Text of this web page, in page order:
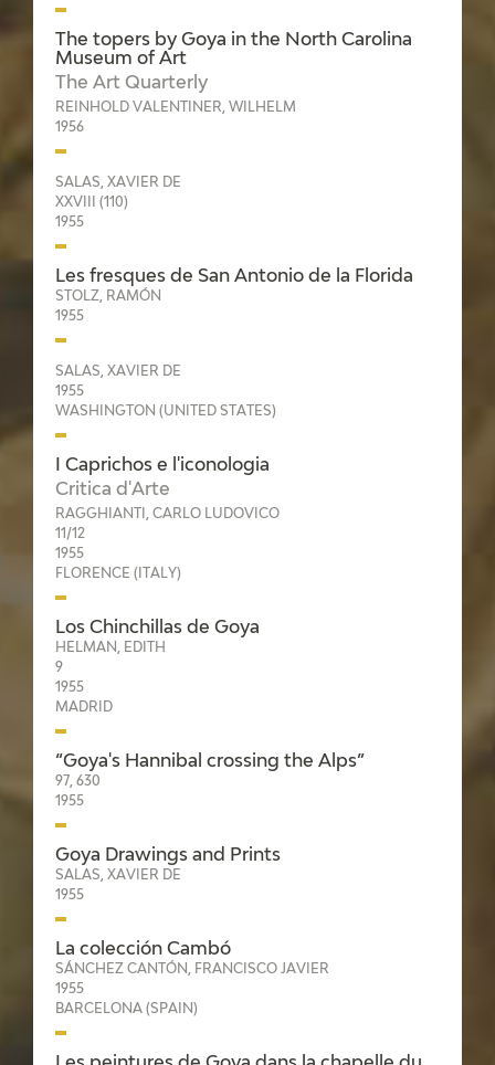
The topers by Goya in the North Carolina
Museum of Art
The Art Quarterly
REINHOLD VALENTINER, WILHELM
1956
SALAS, XAVIER DE
XXVIII (110)
1955
Les fresques de San Antonio de la Florida
STOLZ, RAMÓN
1955
SALAS, XAVIER DE
1955
WASHINGTON (UNITED STATES)
I Caprichos e l'iconologia
Critica d'Arte
RAGGHIANTI, CARLO LUDOVICO
11/12
1955
FLORENCE (ITALY)
Los Chinchillas de Goya
HELMAN, EDITH
9
1955
MADRID
“Goya's Hannibal crossing the Alps”
97, 630
1955
Goya Drawings and Prints
SALAS, XAVIER DE
1955
La colección Cambó
SÁNCHEZ CANTÓN, FRANCISCO JAVIER
1955
BARCELONA (SPAIN)